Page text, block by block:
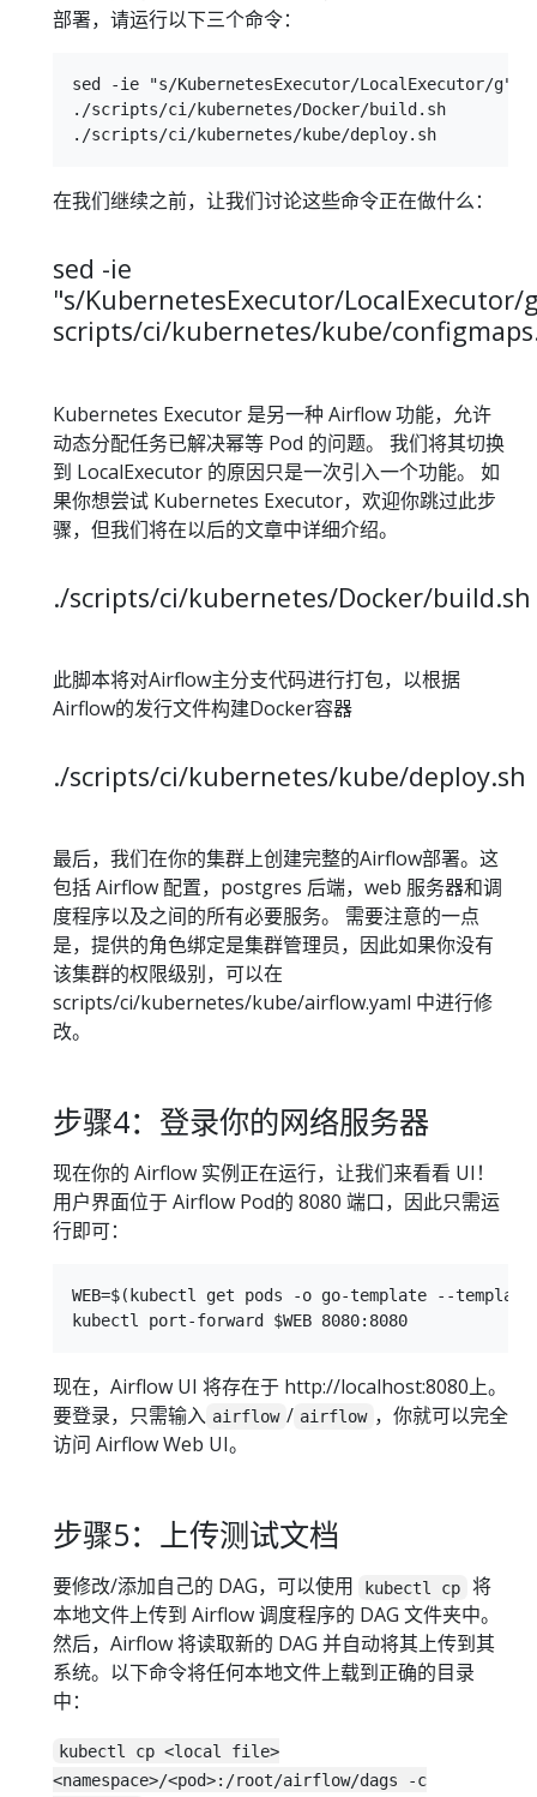
部署，请运行以下三个命令：
sed -ie "s/KubernetesExecutor/LocalExecutor/g"
./scripts/ci/kubernetes/Docker/build.sh
在我们继续之前，让我们讨论这些命令正在做什么：
sed -ie
"s/KubernetesExecutor/LocalExecutor/
scripts/ci/kubernetes/kube/
Kubernetes Executor 是另一种 Airflow 功能，允许
动态分配任务已解决幂等 Pod 的问题。 我们将其切换
到 LocalExecutor 的原因只是一次引入一个功能。 如
果你想尝试 Kubernetes Executor，欢迎你跳过此步
骤，但我们将在以后的文章中详细介绍。
./scripts/ci/kubernetes/Docker/build.sh
此脚本将对Airflow主分支代码进行打包，以根据
Airflow的发行文件构建Docker容器
./scripts/ci/kubernetes/kube/deploy.sh
最后，我们在你的集群上创建完整的Airflow部署。这
包括 Airflow 配置，postgres 后端，web 服务器和调
度程序以及之间的所有必要服务。 需要注意的一点
是，提供的角色绑定是集群管理员，因此如果你没有
该集群的权限级别，可以在
scripts/ci/kubernetes/kube/airflow.yaml 中进行修
改。
步骤4：登录你的网络服务器
现在你的 Airflow 实例正在运行，让我们来看看 UI！
用户界面位于 Airflow Pod的 8080 端口，因此只需运
行即可：
WEB=$(kubectl get pods -o go-template --
现在，Airflow UI 将存在于 http://localhost:8080上。
要登录，只需输入 airflow / airflow ，你就可以完全
访问 Airflow Web UI。
步骤5：上传测试文档
要修改/添加自己的 DAG，可以使用 kubectl cp
将
本地文件上传到 Airflow 调度程序的 DAG 文件夹中。
然后，Airflow 将读取新的 DAG 并自动将其上传到其
系统。以下命令将任何本地文件上载到正确的目录
中：
kubectl cp <local file>
<namespace>/<pod>:/root/airflow/dags -c